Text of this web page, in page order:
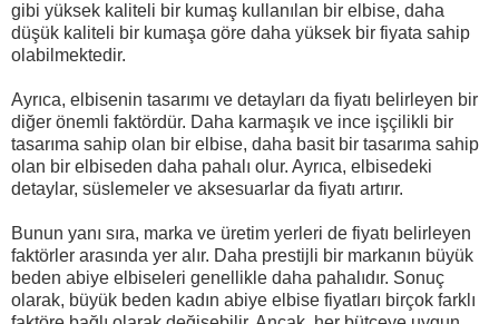
gibi yüksek kaliteli bir kumaş kullanılan bir elbise, daha
düşük kaliteli bir kumaşa göre daha yüksek bir fiyata sahip
olabilmektedir.
Ayrıca, elbisenin tasarımı ve detayları da fiyatı belirleyen bir
diğer önemli faktördür. Daha karmaşık ve ince işçilikli bir
tasarıma sahip olan bir elbise, daha basit bir tasarıma sahip
olan bir elbiseden daha pahalı olur. Ayrıca, elbisedeki
detaylar, süslemeler ve aksesuarlar da fiyatı artırır.
Bunun yanı sıra, marka ve üretim yerleri de fiyatı belirleyen
faktörler arasında yer alır. Daha prestijli bir markanın büyük
beden abiye elbiseleri genellikle daha pahalıdır. Sonuç
olarak, büyük beden kadın abiye elbise fiyatları birçok farklı